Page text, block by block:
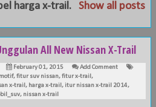
harga x-trail. Show all posts
All New Nissan X-Trail
February 01, 2015
Add Comment
,fitur suv nissan,fitur x-trail ,
x-trail , harga x-trail , itur nissan x-trail 2014,
, nissan x-trail